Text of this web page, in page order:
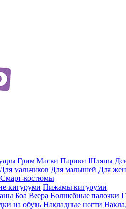
Грим Маски Парики Шляпы
Для мальчиков Для малышей Для
Смарт-костюмы
кигуруми Пижамы кигуруми
Боа Веера Волшебные палочки
на обувь Накладные ногти